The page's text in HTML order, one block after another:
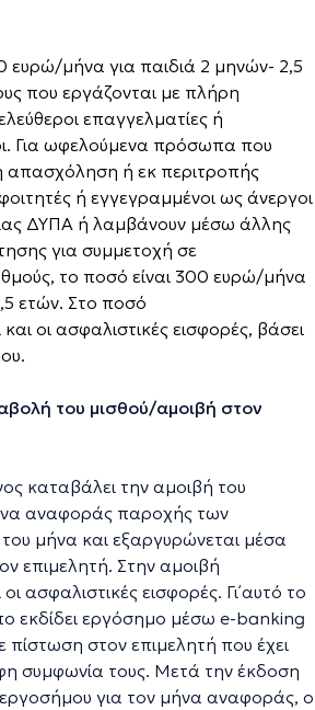
ευρώ/μήνα για παιδιά 2 μηνών- 2,5
που εργάζονται με πλήρη
επαγγελματίες ή
Για ωφελούμενα πρόσωπα που
απασχόληση ή εκ περιτροπής
ή εγγεγραμμένοι ως άνεργοι
ΔΥΠΑ ή λαμβάνουν μέσω άλλης
για συμμετοχή σε
το ποσό είναι 300 ευρώ/μήνα
ετών. Στο ποσό
οι ασφαλιστικές εισφορές, βάσει
του μισθού/αμοιβή στον
καταβάλει την αμοιβή του
αναφοράς παροχής των
μήνα και εξαργυρώνεται μέσα
επιμελητή. Στην αμοιβή
ασφαλιστικές εισφορές. Γι΄αυτό το
εκδίδει εργόσημο μέσω e-banking
πίστωση στον επιμελητή που έχει
συμφωνία τους. Μετά την έκδοση
για τον μήνα αναφοράς, ο